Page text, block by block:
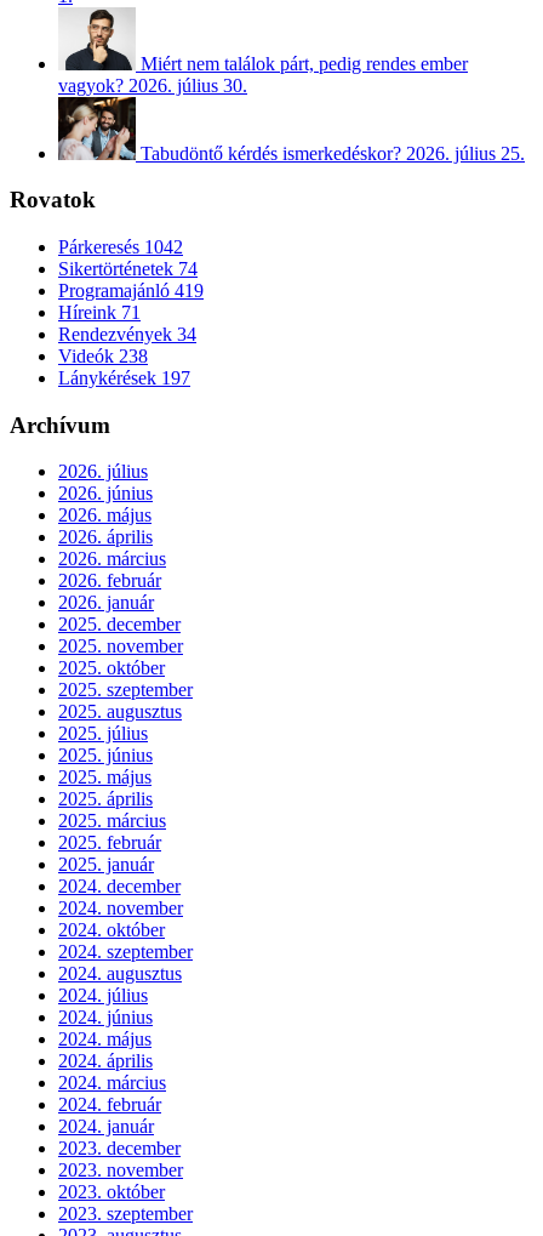
Miért nem találok párt, pedig rendes ember
vagyok? 2026. július 30.
Tabudöntő kérdés ismerkedéskor? 2026. július 25.
Rovatok
Párkeresés 1042
Sikertörténetek 74
Programajánló 419
Híreink 71
Rendezvények 34
Videók 238
Lánykérések 197
Archívum
2026. július
2026. június
2026. május
2026. április
2026. március
2026. február
2026. január
2025. december
2025. november
2025. október
2025. szeptember
2025. augusztus
2025. július
2025. június
2025. május
2025. április
2025. március
2025. február
2025. január
2024. december
2024. november
2024. október
2024. szeptember
2024. augusztus
2024. július
2024. június
2024. május
2024. április
2024. március
2024. február
2024. január
2023. december
2023. november
2023. október
2023. szeptember